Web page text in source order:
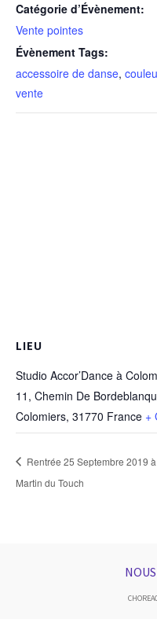
Catégorie d’Évènement:
Vente pointes
Évènement Tags:
accessoire de danse,
vente
LIEU
Studio Accor’Dance à
11, Chemin De
Colomiers, 31770 France +
Rentrée 25 Septembre 2019
Martin du Touch